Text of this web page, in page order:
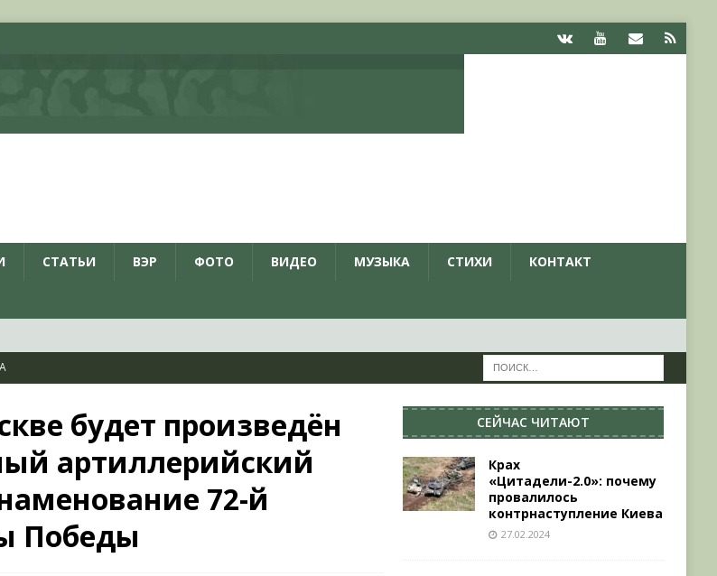
СТАТЬИ ВЭР ФОТО ВИДЕО МУЗЫКА СТИХИ КОНТАКТ
ЖУРНАЛ
проект с рассекреченными документами из
войск ВС РФ
будет произведён
артиллерийский
72-й
Победы
СЕЙЧАС ЧИТАЮТ
Крах
«Цитадели-2.0»: почему
провалилось
контрнаступление Киева
27.02.2024